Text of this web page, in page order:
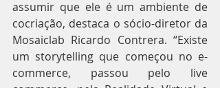
assumir que ele é um ambiente de
cocriação, destaca o sócio-diretor da
Mosaiclab Ricardo Contrera. “Existe
um storytelling que começou no e-
commerce, passou pelo live